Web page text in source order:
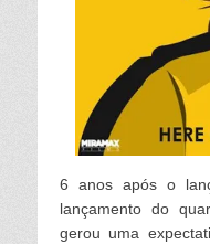
6 anos após o
lançamento do
gerou uma